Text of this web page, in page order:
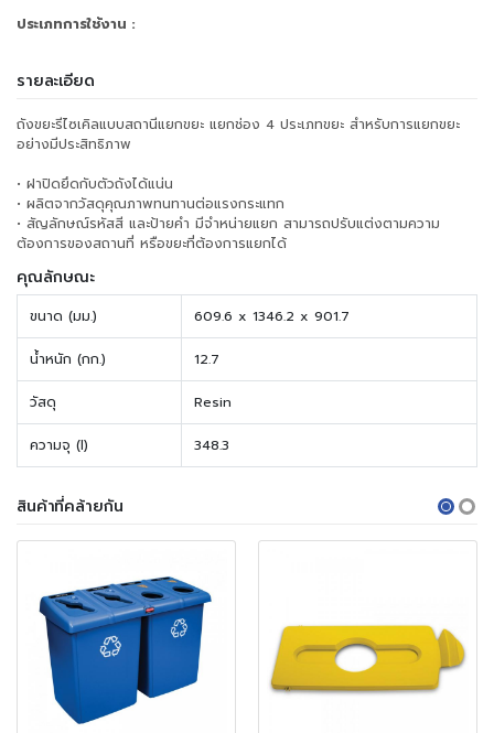
ประเภทการใช้งาน :
รายละเอียด
ถังขยะรีไซเคิลแบบสถานีแยกขยะ แยกช่อง 4 ประเภทขยะ สำหรับการแยกขยะ
อย่างมีประสิทธิภาพ
• ฝาปิดยึดกับตัวถังได้แน่น
• ผลิตจากวัสดุคุณภาพทนทานต่อแรงกระแทก
• สัญลักษณ์รหัสสี และป้ายคำ มีจำหน่ายแยก สามารถปรับแต่งตามความ
ต้องการของสถานที่ หรือขยะที่ต้องการแยกได้
คุณลักษณะ
ขนาด (มม.) 609.6 x 1346.2 x 901.7
น้ำหนัก (กก.) 12.7
วัสดุ Resin
ความจุ (l) 348.3
สินค้าที่คล้ายกัน